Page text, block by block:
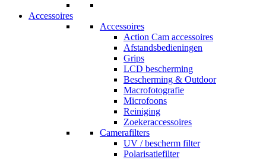
Accessoires
Accessoires
Action Cam accessoires
Afstandsbedieningen
Grips
LCD bescherming
Bescherming & Outdoor
Macrofotografie
Microfoons
Reiniging
Zoekeraccessoires
Camerafilters
UV / bescherm filter
Polarisatiefilter